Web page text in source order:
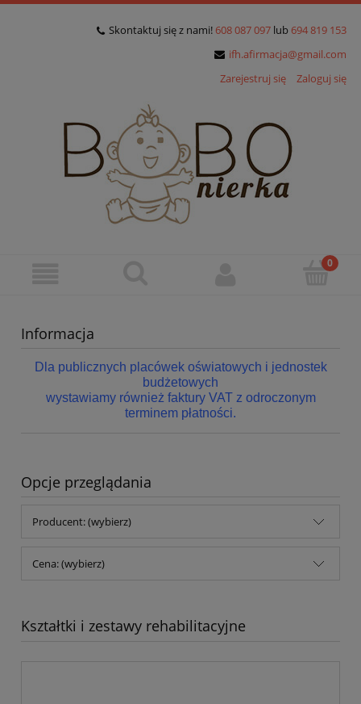
Skontaktuj się z nami! 608 087 097 lub 694 819 153
ifh.afirmacja@gmail.com
Zarejestruj się
Zaloguj się
Informacja
Dla publicznych placówek oświatowych i jednostek
budżetowych
wystawiamy również faktury VAT z odroczonym
terminem płatności.
Opcje przeglądania
Producent: (wybierz)
Cena: (wybierz)
Kształtki i zestawy rehabilitacyjne